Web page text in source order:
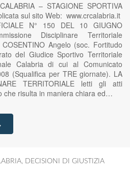
– STAGIONE SPORTIVA
sul sito Web: www.crcalabria.it
N° 150 DEL 10 GIUGNO
Disciplinare Territoriale
Angelo (soc. Fortitudo
del Giudice Sportivo Territoriale
Calabria di cui al Comunicato
(Squalifica per TRE giornate). LA
TERRITORIALE letti gli atti
che risulta in maniera chiara ed…
, DECISIONI DI GIUSTIZIA